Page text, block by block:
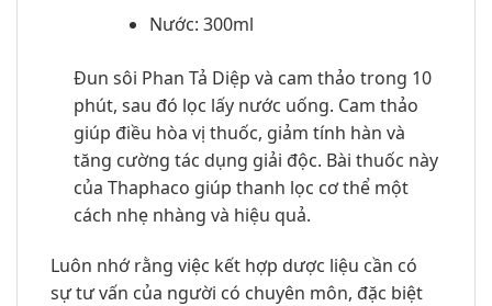
Nước: 300ml
Đun sôi Phan Tả Diệp và cam thảo trong 10
phút, sau đó lọc lấy nước uống. Cam thảo
giúp điều hòa vị thuốc, giảm tính hàn và
tăng cường tác dụng giải độc. Bài thuốc này
của Thaphaco giúp thanh lọc cơ thể một
cách nhẹ nhàng và hiệu quả.
Luôn nhớ rằng việc kết hợp dược liệu cần có
sự tư vấn của người có chuyên môn, đặc biệt